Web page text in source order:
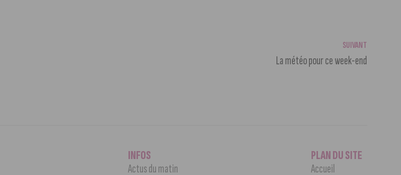
SUIVANT
La météo pour ce week-end
INFOS
Actus du matin
PLAN DU SITE
Accueil